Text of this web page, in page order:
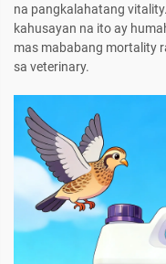
na pangkalahatang
kahusayan na ito ay
mas mababang mortality
sa veterinary.